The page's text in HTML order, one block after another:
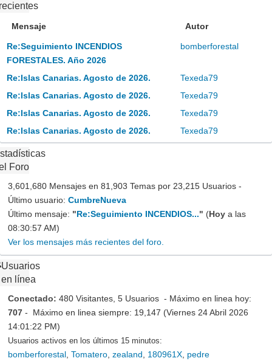
Mensaje Autor
Re:Seguimiento INCENDIOS
FORESTALES. Año 2026
bomberforestal
Re:Islas Canarias. Agosto de 2026.
Texeda79
Re:Islas Canarias. Agosto de 2026.
Texeda79
Re:Islas Canarias. Agosto de 2026.
Texeda79
Re:Islas Canarias. Agosto de 2026.
Texeda79
Foro
3,601,680 Mensajes en 81,903 Temas por 23,215 Usuarios -
Último usuario: CumbreNueva
Último mensaje: "Re:Seguimiento INCENDIOS..." (Hoy a las
08:30:57 AM)
Ver los mensajes más recientes del foro.
Usuarios
en línea
Conectado: 480 Visitantes, 5 Usuarios - Máximo en linea hoy:
707 - Máximo en linea siempre: 19,147 (Viernes 24 Abril 2026
14:01:22 PM)
Usuarios activos en los últimos 15 minutos:
bomberforestal Tomatero zealand 180961X pedre